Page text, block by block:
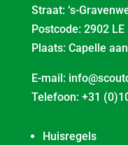
Straat: ‘s-
Postcode: 2902 LE
Plaats: Capelle
E-mail:
Telefoon: +31
Huisregels